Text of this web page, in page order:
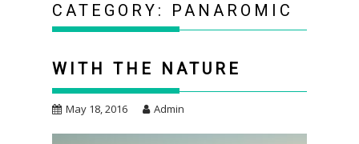
CATEGORY: PANAROMIC
WITH THE NATURE
May 18, 2016 Admin